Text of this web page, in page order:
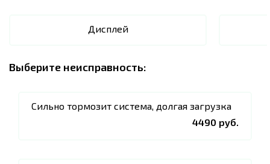
Дисплей
Выберите неисправность:
Сильно тормозит система, долгая загрузка
4490 руб.